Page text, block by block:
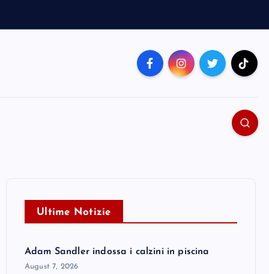
Ultime Notizie
Adam Sandler indossa i calzini in piscina
August 7, 2026